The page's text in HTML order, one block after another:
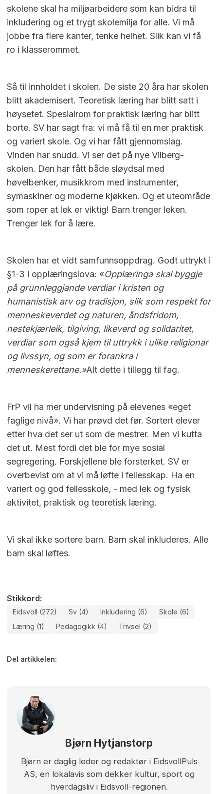
skolene skal ha miljøarbeidere som kan bidra til
inkludering og et trygt skolemiljø for alle. Vi må
jobbe fra flere kanter, tenke helhet. Slik kan vi få
ro i klasserommet.
Så til innholdet i skolen. De siste 20 åra har skolen
blitt akademisert. Teoretisk læring har blitt satt i
høysetet. Spesialrom for praktisk læring har blitt
borte. SV har sagt fra: vi må få til en mer praktisk
og variert skole. Og vi har fått gjennomslag.
Vinden har snudd. Vi ser det på nye Vilberg-
skolen. Den har fått både sløydsal med
høvelbenker, musikkrom med instrumenter,
symaskiner og moderne kjøkken. Og et uteområde
som roper at lek er viktig! Barn trenger leken.
Trenger lek for å lære.
Skolen har et vidt samfunnsoppdrag. Godt uttrykt i
§1-3 i opplæringslova: «Opplæringa skal byggje
på grunnleggjande verdiar i kristen og
humanistisk arv og tradisjon, slik som respekt for
menneskeverdet og naturen, åndsfridom,
nestekjærleik, tilgiving, likeverd og solidaritet,
verdiar som også kjem til uttrykk i ulike religionar
og livssyn, og som er forankra i
menneskerettane.»Alt dette i tillegg til fag.
FrP vil ha mer undervisning på elevenes «eget
faglige nivå». Vi har prøvd det før. Sortert elever
etter hva det ser ut som de mestrer. Men vi kutta
det ut. Mest fordi det ble for mye sosial
segregering. Forskjellene ble forsterket. SV er
overbevist om at vi må løfte i fellesskap. Ha en
variert og god fellesskole, - med lek og fysisk
aktivitet, praktisk og teoretisk læring.
Vi skal ikke sortere barn. Barn skal inkluderes. Alle
barn skal løftes.
Stikkord:
Eidsvoll (272) Sv (4) Inkludering (6)
Skole (6)
Læring (1)
Pedagogikk (4) Trivsel (2)
Del artikkelen:
Bjørn Hytjanstorp
Bjørn er daglig leder og redaktør i EidsvollPuls
AS, en lokalavis som dekker kultur, sport og
hverdagsliv i Eidsvoll-regionen.